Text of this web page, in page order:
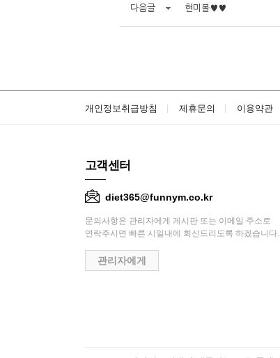
다음글 현미볼♥♥
개인정보취급방침 제휴문의 이용약관
고객센터
diet365@funnym.co.kr
문의사항은 관리자에게 게시판 또는 이메일 주소로
연락주시면 빠른 시일내에 회신드리도록 하겠습니다.
관리자에게